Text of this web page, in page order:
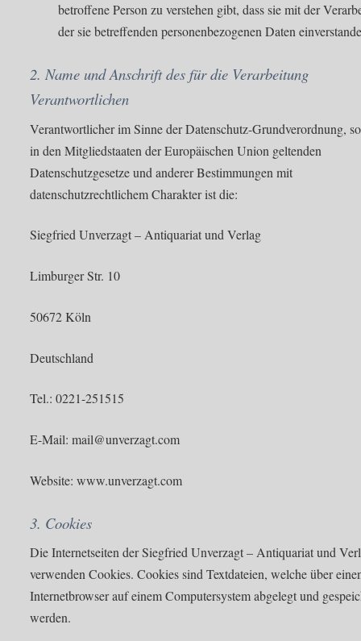
betroffene Person zu verstehen gibt, dass sie mit der
der sie betreffenden personenbezogenen Daten
2. Name und Anschrift des für die Verarbeitung
Verantwortlichen
Verantwortlicher im Sinne der Datenschutz-Grundverordnung,
in den Mitgliedstaaten der Europäischen Union geltenden
Datenschutzgesetze und anderer Bestimmungen mit
datenschutzrechtlichem Charakter ist die:
Siegfried Unverzagt – Antiquariat und Verlag
Limburger Str. 10
50672 Köln
Deutschland
Tel.: 0221-251515
E-Mail: mail@unverzagt.com
Website: www.unverzagt.com
3. Cookies
Die Internetseiten der Siegfried Unverzagt – Antiquariat und
verwenden Cookies. Cookies sind Textdateien, welche über
Internetbrowser auf einem Computersystem abgelegt und
werden.